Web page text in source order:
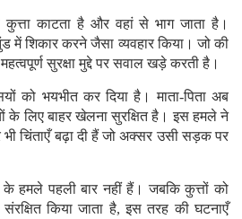
काटता है और वहां से भाग जाता है।
में शिकार करने जैसा व्यवहार किया। जो की
सुरक्षा मुद्दे पर सवाल खड़े करती है।
को भयभीत कर दिया है। माता-पिता अब
के लिए बाहर खेलना सुरक्षित है। इस हमले ने
भी चिंताएँ बढ़ा दी हैं जो अक्सर उसी सड़क पर
के हमले पहली बार नहीं हैं। जबकि कुत्तों को
किया जाता है, इस तरह की घटनाएँ